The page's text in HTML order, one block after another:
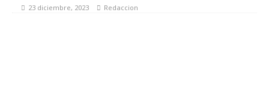
23 diciembre, 2023 Redaccion